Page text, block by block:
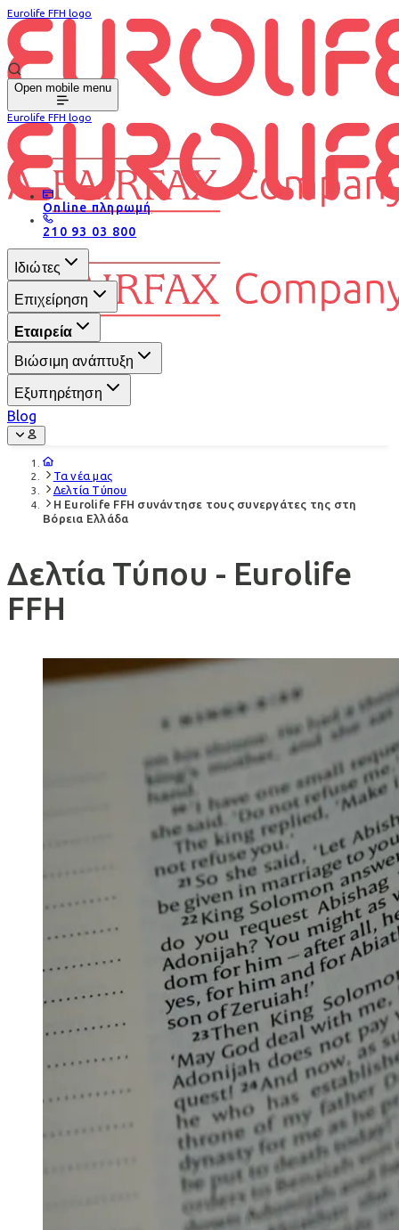
Eurolife FFH logo
Open mobile menu
Eurolife FFH logo
Online πληρωμή
210 93 03 800
Ιδιώτες
Επιχείρηση
Εταιρεία
Βιώσιμη ανάπτυξη
Εξυπηρέτηση
Blog
Τα νέα μας
Δελτία Τύπου
Η Eurolife FFH συνάντησε τους συνεργάτες της στη
Βόρεια Ελλάδα
Δελτία Τύπου - Eurolife
FFH